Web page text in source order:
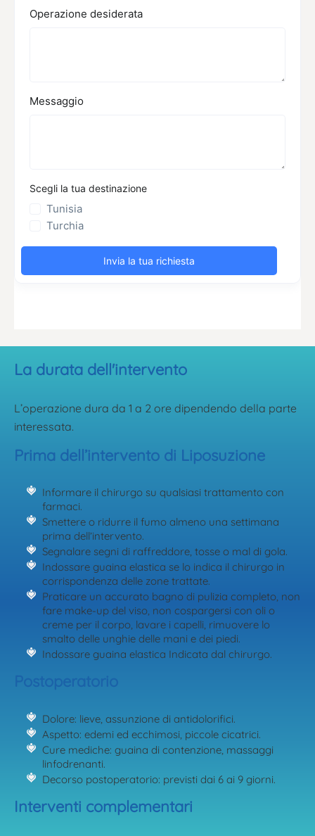
La durata dell'intervento
L’operazione dura da 1 a 2 ore dipendendo della parte
interessata.
Prima dell’intervento di Liposuzione
Informare il chirurgo su qualsiasi trattamento con
farmaci.
Smettere o ridurre il fumo almeno una settimana
prima dell’intervento.
Segnalare segni di raffreddore, tosse o mal di gola.
Indossare guaina elastica se lo indica il chirurgo in
corrispondenza delle zone trattate.
Praticare un accurato bagno di pulizia completo, non
fare make-up del viso, non cospargersi con oli o
creme per il corpo, lavare i capelli, rimuovere lo
smalto delle unghie delle mani e dei piedi.
Indossare guaina elastica Indicata dal chirurgo.
Postoperatorio
Dolore: lieve, assunzione di antidolorifici.
Aspetto: edemi ed ecchimosi, piccole cicatrici.
Cure mediche: guaina di contenzione, massaggi
linfodrenanti.
Decorso postoperatorio: previsti dai 6 ai 9 giorni.
Interventi complementari